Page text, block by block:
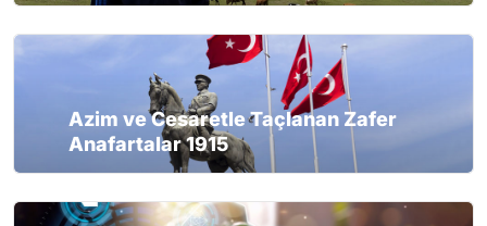
Azim ve Cesaretle Taçlanan Zafer
Anafartalar 1915